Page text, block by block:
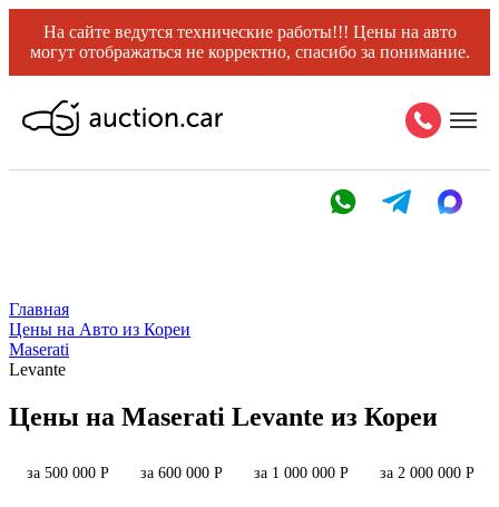
На сайте ведутся технические работы!!! Цены на авто
могут отображаться не корректно, спасибо за понимание.
Главная
Цены на Авто из Кореи
Maserati
Levante
Цены на Maserati Levante из Кореи
за 500 000 Р за 600 000 Р за 1 000 000 Р за 2 000 000 Р